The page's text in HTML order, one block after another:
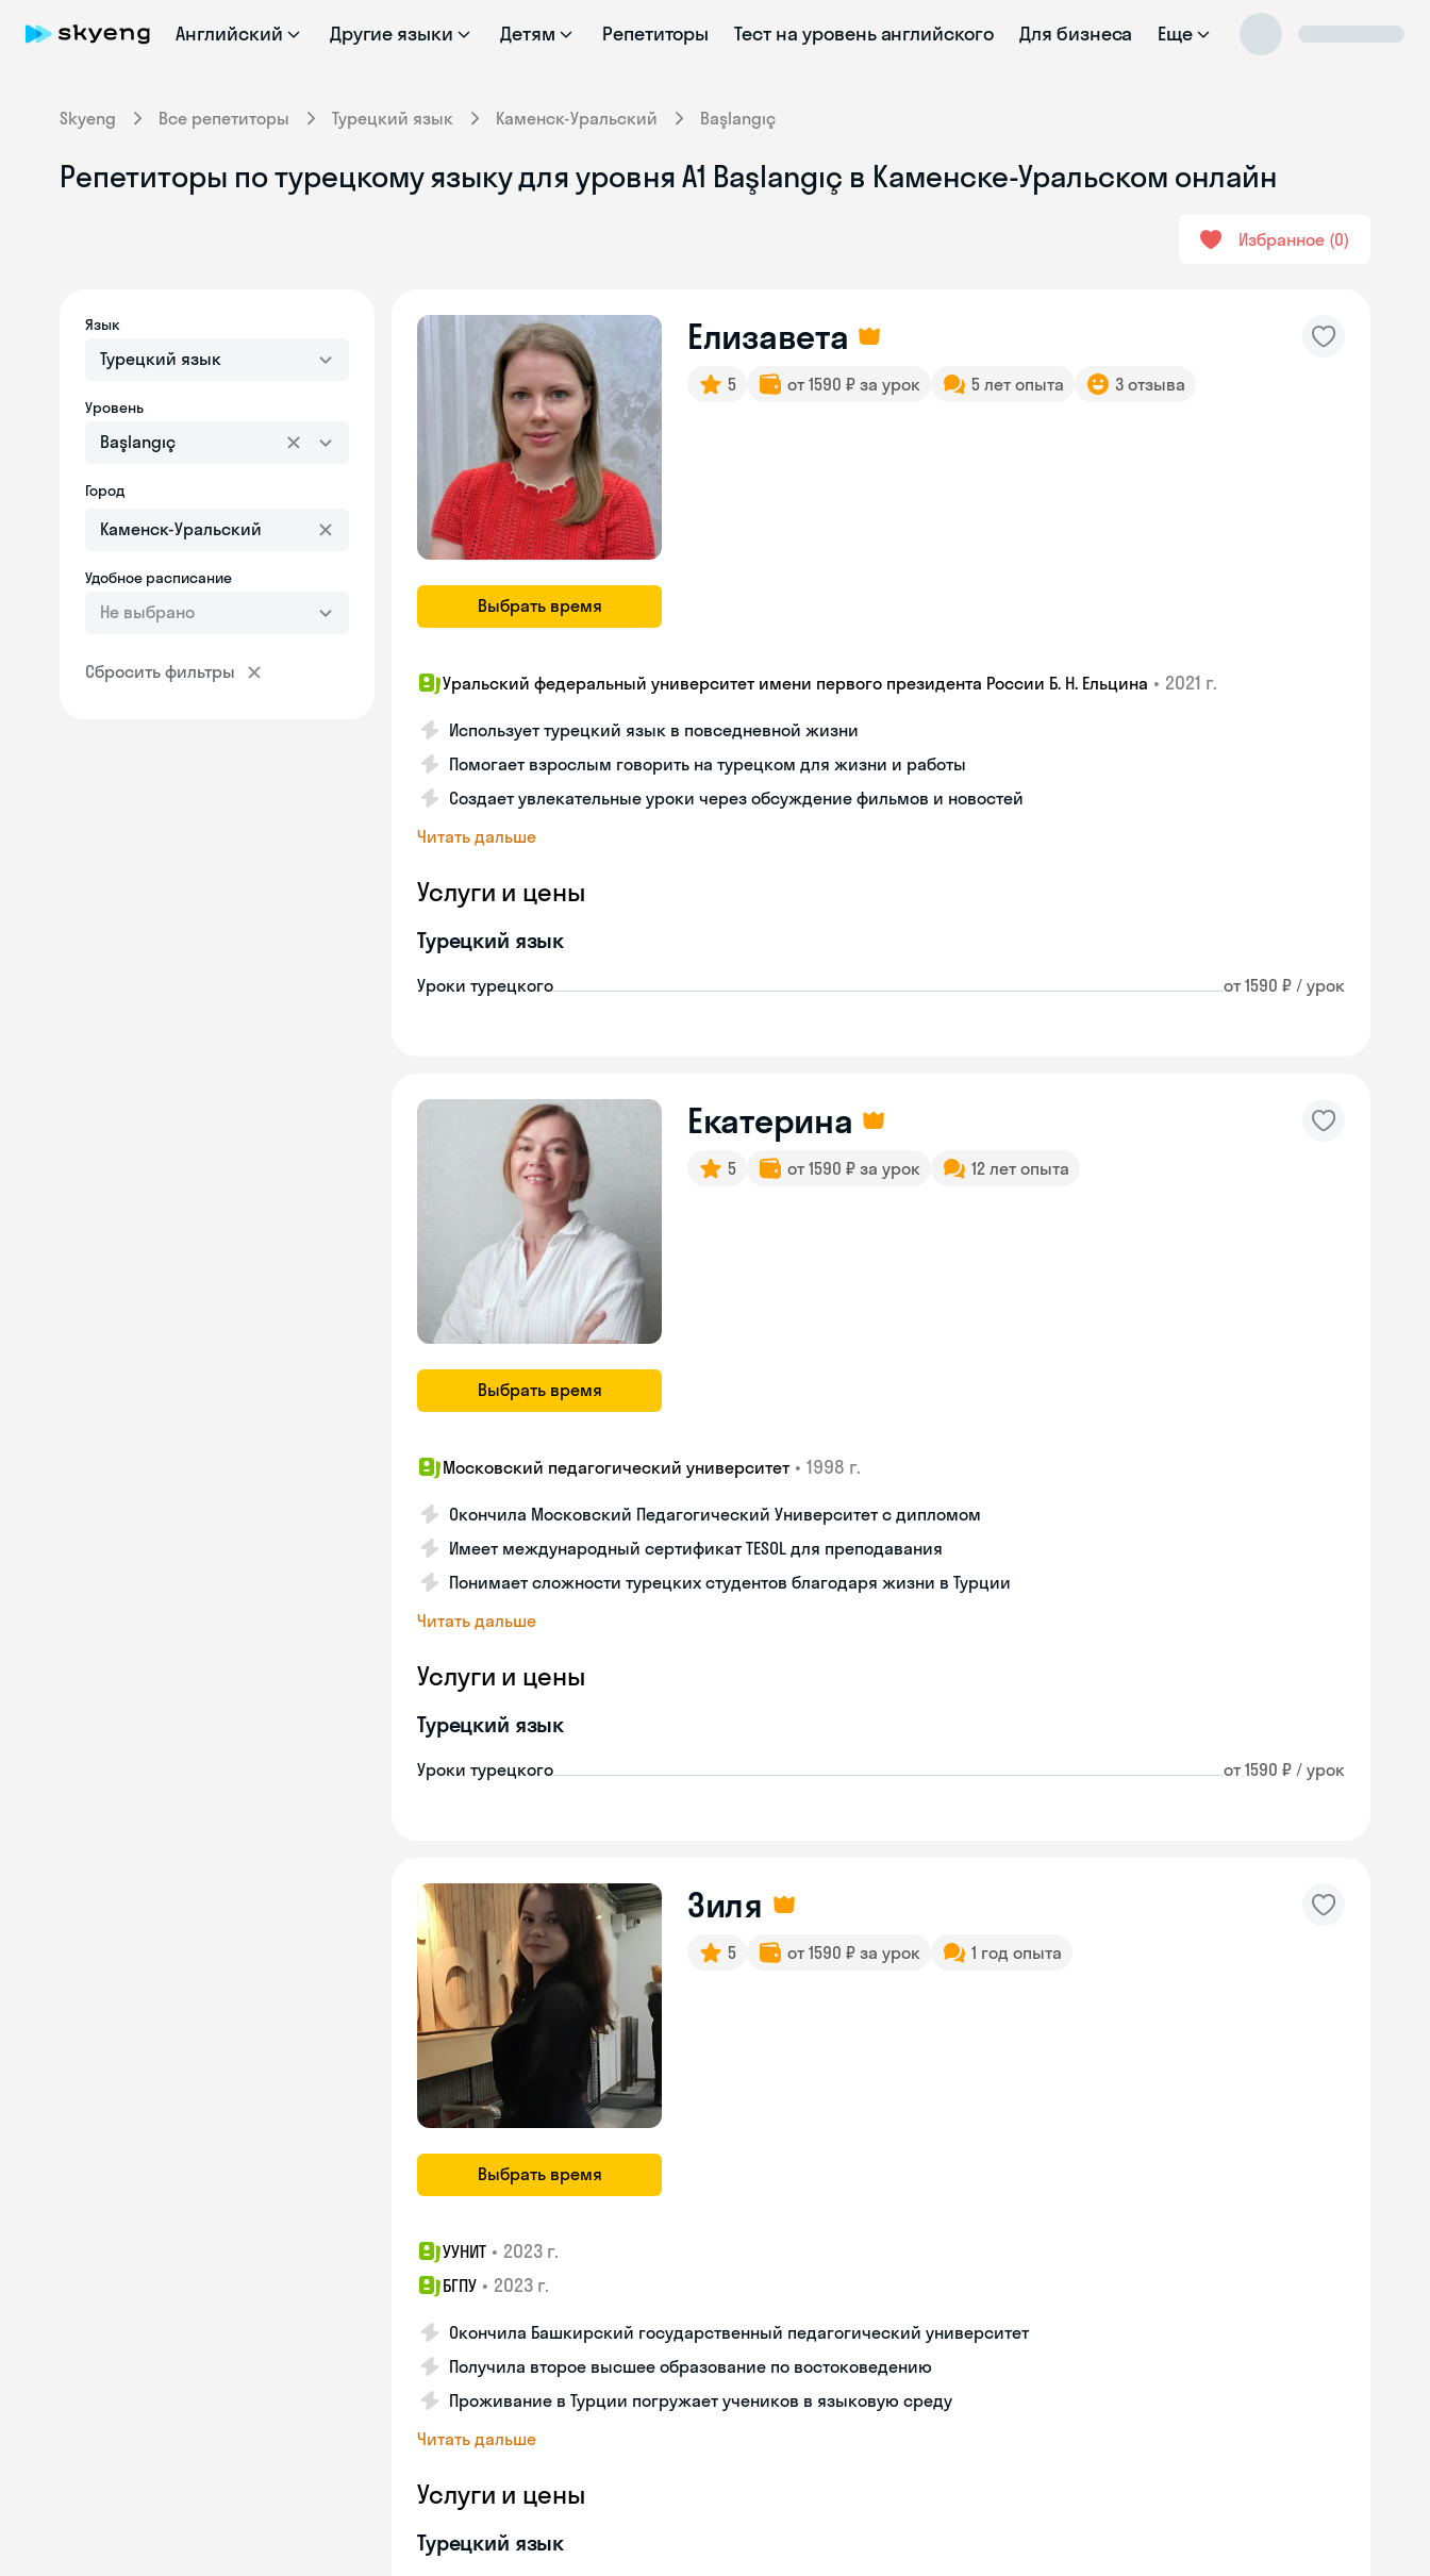
Английский Другие языки Детям Репетиторы Тест на уровень английского Для бизнеса Еще
Skyeng Все репетиторы Турецкий язык Каменск-Уральский Başlangıç
Репетиторы по турецкому языку для уровня A1 Başlangıç в Каменске-Уральском онлайн
Избранное 0
Язык
Турецкий язык
Уровень
Başlangıç
Город
Удобное расписание
Не выбрано
Сбросить фильтры
Выбрать время
Елизавета
5 от 1590 ₽ за урок 5 лет опыта 3 отзыва
Уральский федеральный университет имени первого президента России Б. Н. Ельцина • 2021 г.
Использует турецкий язык в повседневной жизни
Помогает взрослым говорить на турецком для жизни и работы
Создает увлекательные уроки через обсуждение фильмов и новостей
Читать дальше
Услуги и цены
Турецкий язык
Уроки турецкого от 1590 ₽ / урок
Выбрать время
Екатерина
5 от 1590 ₽ за урок 12 лет опыта
Московский педагогический университет • 1998 г.
Окончила Московский Педагогический Университет с дипломом
Имеет международный сертификат TESOL для преподавания
Понимает сложности турецких студентов благодаря жизни в Турции
Читать дальше
Услуги и цены
Турецкий язык
Уроки турецкого от 1590 ₽ / урок
Выбрать время
Зиля
5 от 1590 ₽ за урок 1 год опыта
УУНИТ • 2023 г.
БГПУ • 2023 г.
Окончила Башкирский государственный педагогический университет
Получила второе высшее образование по востоковедению
Проживание в Турции погружает учеников в языковую среду
Читать дальше
Услуги и цены
Турецкий язык